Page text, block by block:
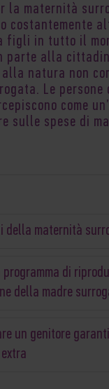
la maternità
costantemente
figli in tutto il
parte alla
natura non
Le persone
come
sulle spese di
della maternità
programma di
della madre
un genitore